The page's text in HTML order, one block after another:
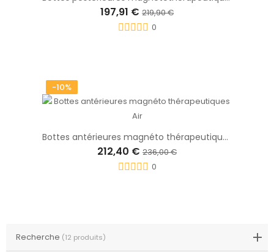
Recherche (12 produits)
197,91 € 219,90 €
0
-10%
Bottes antérieures magnéto thérapeutiques Air
212,40 € 236,00 €
0